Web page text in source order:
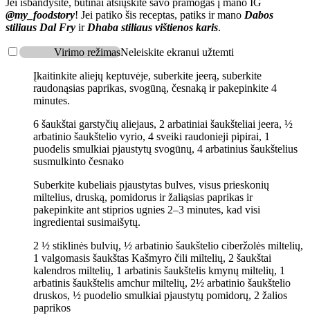
Jei išbandysite, būtinai atsiųskite savo pramogas į mano IG
@my_foodstory! Jei patiko šis receptas, patiks ir mano Dabos
stiliaus Dal Fry ir Dhaba stiliaus vištienos karis.
Virimo režimasNeleiskite ekranui užtemti
Įkaitinkite aliejų keptuvėje, suberkite jeerą, suberkite
raudonąsias paprikas, svogūną, česnaką ir pakepinkite 4
minutes.
6 šaukštai garstyčių aliejaus, 2 arbatiniai šaukšteliai jeera, ½
arbatinio šaukštelio vyrio, 4 sveiki raudonieji pipirai, 1
puodelis smulkiai pjaustytų svogūnų, 4 arbatinius šaukštelius
susmulkinto česnako
Suberkite kubeliais pjaustytas bulves, visus prieskonių
miltelius, druską, pomidorus ir žaliąsias paprikas ir
pakepinkite ant stiprios ugnies 2–3 minutes, kad visi
ingredientai susimaišytų.
2 ½ stiklinės bulvių, ½ arbatinio šaukštelio ciberžolės miltelių,
1 valgomasis šaukštas Kašmyro čili miltelių, 2 šaukštai
kalendros miltelių, 1 arbatinis šaukštelis kmynų miltelių, 1
arbatinis šaukštelis amchur miltelių, 2½ arbatinio šaukštelio
druskos, ½ puodelio smulkiai pjaustytų pomidorų, 2 žalios
paprikos